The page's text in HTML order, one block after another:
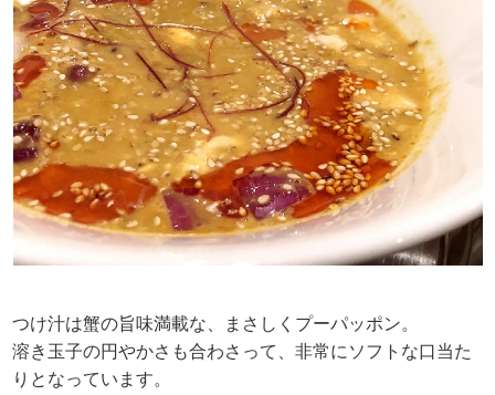
つけ汁は蟹の旨味満載な、まさしくプーパッポン。
溶き玉子の円やかさも合わさって、非常にソフトな口当た
りとなっています。